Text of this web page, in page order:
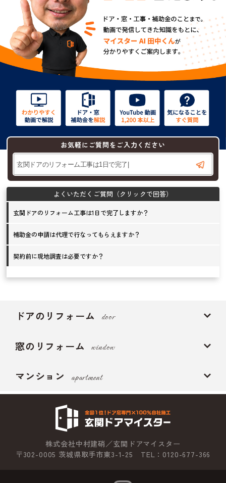
お気軽にご質問をご入力ください
玄関ドアのリフォーム工事は1日で完了しますか？
補助金の申請は代理で行なってもらえますか？
契約前に現地調査は必要ですか？
ドアのリフォーム door
窓のリフォーム window
マンション apartment
株式会社中村建硝／玄関ドアマイスター
〒302-0005 茨城県取手市東3-1-25 TEL：0120-677-366